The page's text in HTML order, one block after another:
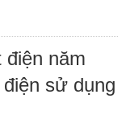
điện năm
sử dụng